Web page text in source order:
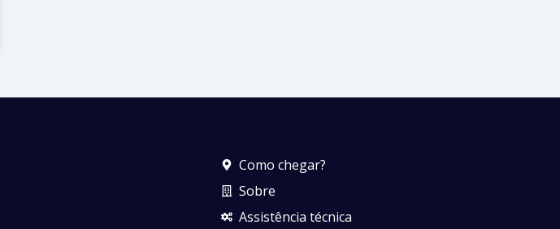
Como chegar?
Sobre
Assistência técnica